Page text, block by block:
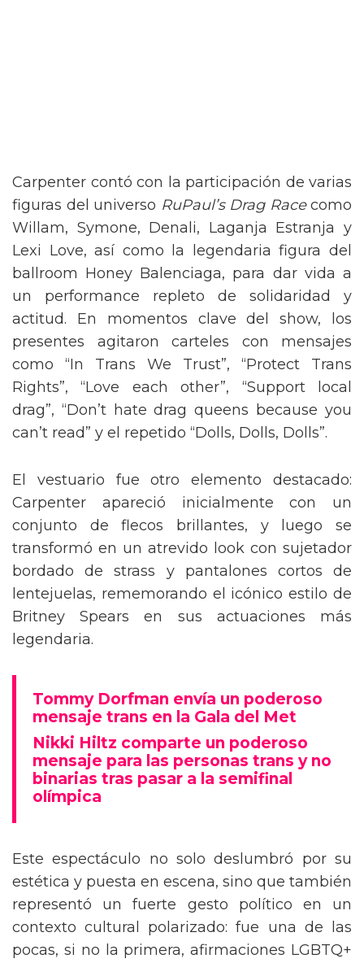
Carpenter contó con la participación de varias
figuras del universo RuPaul’s Drag Racecomo
Willam, Symone, Denali, Laganja Estranja y
Lexi Love, así como la legendaria figura del
ballroom Honey Balenciaga, para dar vida a
un performance repleto de solidaridad y
actitud. En momentos clave del show, los
presentes agitaron carteles con mensajes
como “In Trans We Trust”, “Protect Trans
Rights”, “Love each other”, “Support local
drag”, “Don’t hate drag queens because you
can’t read” y el repetido “Dolls, Dolls, Dolls”.
El vestuario fue otro elemento destacado:
Carpenter apareció inicialmente con un
conjunto de flecos brillantes, y luego se
transformó en un atrevido look con sujetador
bordado de strass y pantalones cortos de
lentejuelas, rememorando el icónico estilo de
Britney Spears en sus actuaciones más
legendaria.
Tommy Dorfman envía un poderoso
mensaje trans en la Gala del Met
Nikki Hiltz comparte un poderoso
mensaje para las personas trans y no
binarias tras pasar a la semifinal
olímpica
Este espectáculo no solo deslumbró por su
estética y puesta en escena, sino que también
representó un fuerte gesto político en un
contexto cultural polarizado: fue una de las
pocas, si no la primera, afirmaciones LGBTQ+